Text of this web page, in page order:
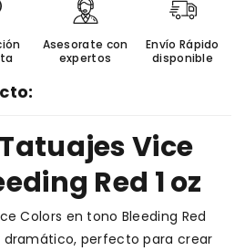
Asesorate con
expertos
Envío Rápido
disponible
Vice
Red 1 oz
Colors en tono Bleeding Red
perfecto para crear